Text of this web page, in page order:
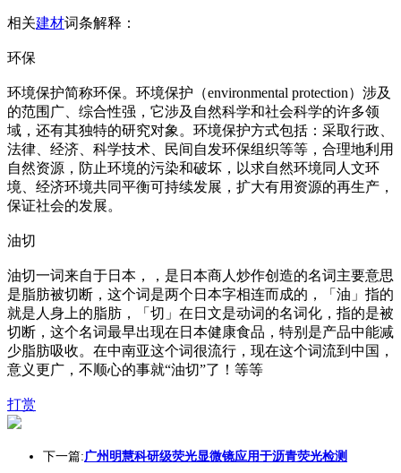
相关建材词条解释：
环保
环境保护简称环保。环境保护（environmental protection）涉及
的范围广、综合性强，它涉及自然科学和社会科学的许多领
域，还有其独特的研究对象。环境保护方式包括：采取行政、
法律、经济、科学技术、民间自发环保组织等等，合理地利用
自然资源，防止环境的污染和破坏，以求自然环境同人文环
境、经济环境共同平衡可持续发展，扩大有用资源的再生产，
保证社会的发展。
油切
油切一词来自于日本，，是日本商人炒作创造的名词主要意思
是脂肪被切断，这个词是两个日本字相连而成的，「油」指的
就是人身上的脂肪，「切」在日文是动词的名词化，指的是被
切断，这个名词最早出现在日本健康食品，特别是产品中能减
少脂肪吸收。在中南亚这个词很流行，现在这个词流到中国，
意义更广，不顺心的事就“油切”了！等等
打赏
下一篇:广州明慧科研级荧光显微镜应用于沥青荧光检测